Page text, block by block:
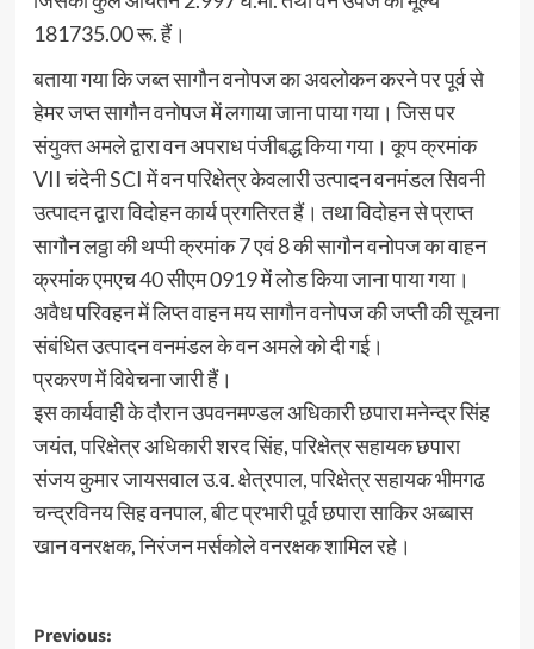
181735.00 रू. हैं।
बताया गया कि जब्त सागौन वनोपज का अवलोकन करने पर पूर्व से
हेमर जप्त सागौन वनोपज में लगाया जाना पाया गया। जिस पर
संयुक्त अमले द्वारा वन अपराध पंजीबद्ध किया गया। कूप क्रमांक
VII चंदेनी SCI में वन परिक्षेत्र केवलारी उत्पादन वनमंडल सिवनी
उत्पादन द्वारा विदोहन कार्य प्रगतिरत हैं। तथा विदोहन से प्राप्त
सागौन लठ्ठा की थप्पी क्रमांक 7 एवं 8 की सागौन वनोपज का वाहन
क्रमांक एमएच 40 सीएम 0919 में लोड किया जाना पाया गया।
अवैध परिवहन में लिप्त वाहन मय सागौन वनोपज की जप्ती की सूचना
संबंधित उत्पादन वनमंडल के वन अमले को दी गई।
प्रकरण में विवेचना जारी हैं।
इस कार्यवाही के दौरान उपवनमण्डल अधिकारी छपारा मनेन्द्र सिंह
जयंत, परिक्षेत्र अधिकारी शरद सिंह, परिक्षेत्र सहायक छपारा
संजय कुमार जायसवाल उ.व. क्षेत्रपाल, परिक्षेत्र सहायक भीमगढ
चन्द्रविनय सिह वनपाल, बीट प्रभारी पूर्व छपारा साकिर अब्बास
खान वनरक्षक, निरंजन मर्सकोले वनरक्षक शामिल रहे।
Previous: